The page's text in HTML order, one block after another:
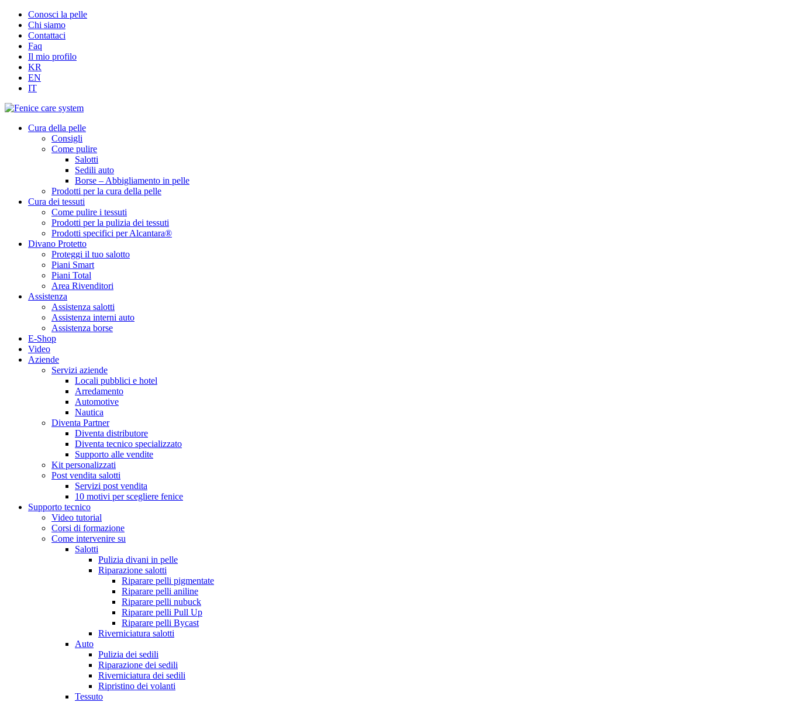
Conosci la pelle
Chi siamo
Contattaci
Faq
Il mio profilo
KR
EN
IT
Cura della pelle
Consigli
Come pulire
Salotti
Sedili auto
Borse – Abbigliamento in pelle
Prodotti per la cura della pelle
Cura dei tessuti
Come pulire i tessuti
Prodotti per la pulizia dei tessuti
Prodotti specifici per Alcantara®
Divano Protetto
Proteggi il tuo salotto
Piani Smart
Piani Total
Area Rivenditori
Assistenza
Assistenza salotti
Assistenza interni auto
Assistenza borse
E-Shop
Video
Aziende
Servizi aziende
Locali pubblici e hotel
Arredamento
Automotive
Nautica
Diventa Partner
Diventa distributore
Diventa tecnico specializzato
Supporto alle vendite
Kit personalizzati
Post vendita salotti
Servizi post vendita
10 motivi per scegliere fenice
Supporto tecnico
Video tutorial
Corsi di formazione
Come intervenire su
Salotti
Pulizia divani in pelle
Riparazione salotti
Riparare pelli pigmentate
Riparare pelli aniline
Riparare pelli nubuck
Riparare pelli Pull Up
Riparare pelli Bycast
Riverniciatura salotti
Auto
Pulizia dei sedili
Riparazione dei sedili
Riverniciatura dei sedili
Ripristino dei volanti
Tessuto